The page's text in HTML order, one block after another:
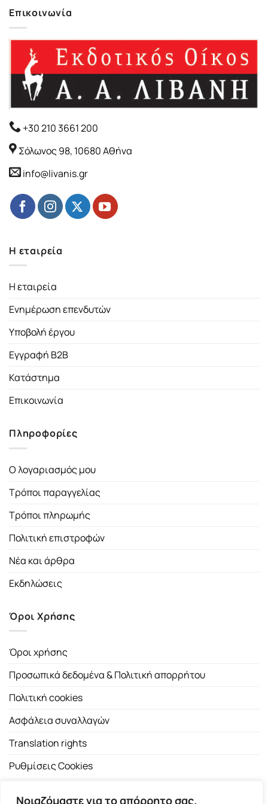
Νοιαζόμαστε για το απόρρητο σας.
Επικοινωνία
+30 210 3661 200
Σόλωνος 98, 10680 Αθήνα
info@livanis.gr
Η εταιρεία
Η εταιρεία
Ενημέρωση επενδυτών
Υποβολή έργου
Εγγραφή B2B
Κατάστημα
Επικοινωνία
Πληροφορίες
Ο λογαριασμός μου
Τρόποι παραγγελίας
Τρόποι πληρωμής
Πολιτική επιστροφών
Νέα και άρθρα
Εκδηλώσεις
Όροι Χρήσης
Όροι χρήσης
Προσωπικά δεδομένα & Πολιτική απορρήτου
Πολιτική cookies
Ασφάλεια συναλλαγών
Translation rights
Ρυθμίσεις Cookies